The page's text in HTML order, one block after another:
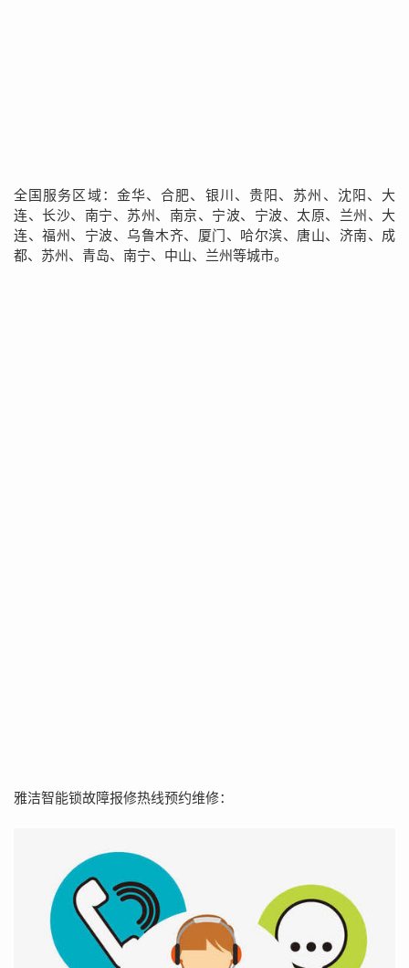
全国服务区域：金华、合肥、银川、贵阳、苏州、沈阳、大
连、长沙、南宁、苏州、南京、宁波、宁波、太原、兰州、大
连、福州、宁波、乌鲁木齐、厦门、哈尔滨、唐山、济南、成
都、苏州、青岛、南宁、中山、兰州等城市。
雅洁智能锁故障报修热线预约维修：